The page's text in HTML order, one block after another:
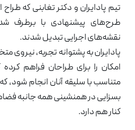
تیم پادایران و دکتر تغابنی که طراح
طرح‌های پیشنهادی با برطرف
نقشه‌های اجرایی تبدیل شدند.
پادایران به پشتوانه تجربه،
امکان را برای طراحان فراهم کرده
متناسب با سلیقه آنان انجام
بسزایی در همنشینی همه جانبه
کنار هم دارد.